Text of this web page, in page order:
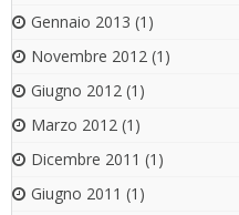
Gennaio 2013 (1)
Novembre 2012 (1)
Giugno 2012 (1)
Marzo 2012 (1)
Dicembre 2011 (1)
Giugno 2011 (1)